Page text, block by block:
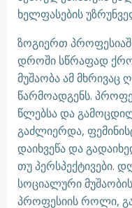
ხელფასების
ზოგიერთ
დროში სწრაფად
მუშაობა ამ
წარმოადგენს.
წლებსა და
გაძლიერდა,
დაიხვეწა და
თუ პერსპექტივები.
სოციალური
პროფესიის როლი,